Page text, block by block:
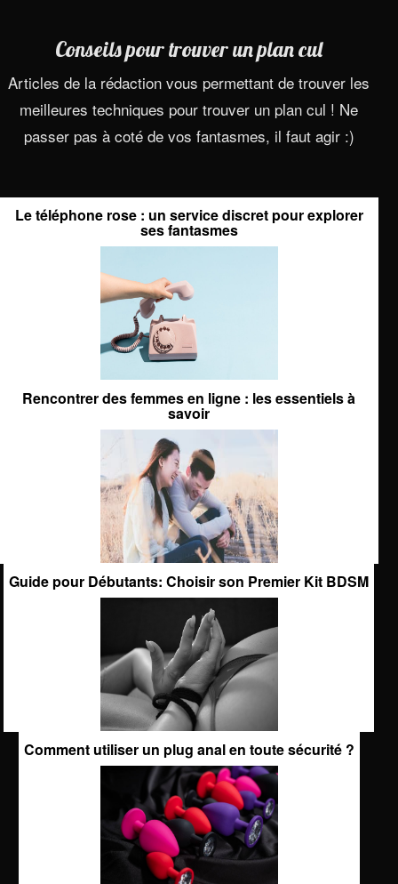
Conseils pour trouver un plan cul
Articles de la rédaction vous permettant de trouver les
meilleures techniques pour trouver un plan cul ! Ne
passer pas à coté de vos fantasmes, il faut agir :)
Le téléphone rose : un service discret pour explorer
ses fantasmes
Rencontrer des femmes en ligne : les essentiels à
savoir
Guide pour Débutants: Choisir son Premier Kit BDSM
Comment utiliser un plug anal en toute sécurité ?